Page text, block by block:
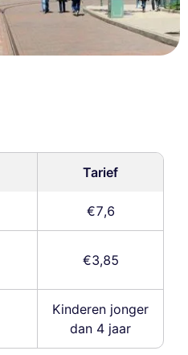
Tarief
€7,6
€3,85
Kinderen jonger
dan 4 jaar